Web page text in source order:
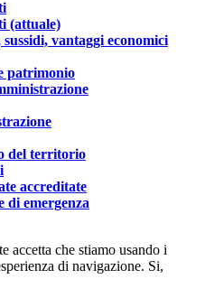
(attuale)
vantaggi economici
patrimonio
del territorio
accreditate
emergenza
accetta che stiamo usando i
di navigazione. Si,